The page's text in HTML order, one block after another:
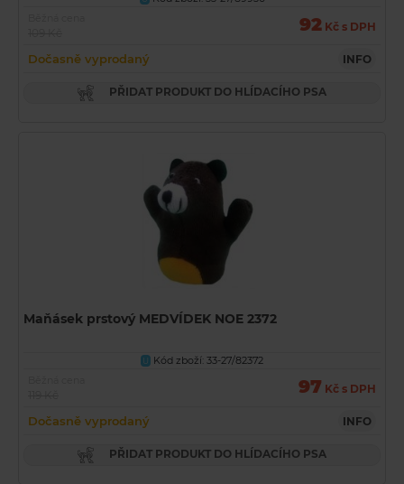
92 Kč s DPH
Dočasně vyprodaný INFO
PŘIDAT PRODUKT DO HLÍDACÍHO PSA
Maňásek prstový MEDVÍDEK NOE 2372
U
Kód zboží: 33-27/82372
97 Kč s DPH
Dočasně vyprodaný INFO
PŘIDAT PRODUKT DO HLÍDACÍHO PSA